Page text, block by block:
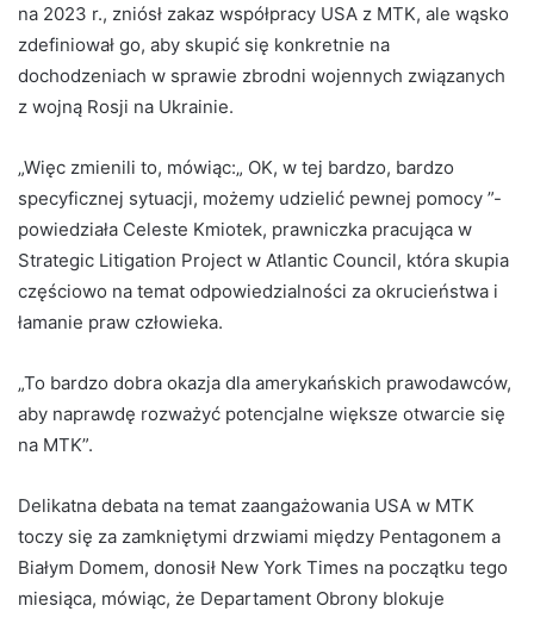
na 2023 r., zniósł zakaz współpracy USA z MTK, ale wąsko
zdefiniował go, aby skupić się konkretnie na
dochodzeniach w sprawie zbrodni wojennych związanych
z wojną Rosji na Ukrainie.
„Więc zmienili to, mówiąc:„ OK, w tej bardzo, bardzo
specyficznej sytuacji, możemy udzielić pewnej pomocy ”-
powiedziała Celeste Kmiotek, prawniczka pracująca w
Strategic Litigation Project w Atlantic Council, która skupia
częściowo na temat odpowiedzialności za okrucieństwa i
łamanie praw człowieka.
„To bardzo dobra okazja dla amerykańskich prawodawców,
aby naprawdę rozważyć potencjalne większe otwarcie się
na MTK”.
Delikatna debata na temat zaangażowania USA w MTK
toczy się za zamkniętymi drzwiami między Pentagonem a
Białym Domem, donosił New York Times na początku tego
miesiąca, mówiąc, że Departament Obrony blokuje